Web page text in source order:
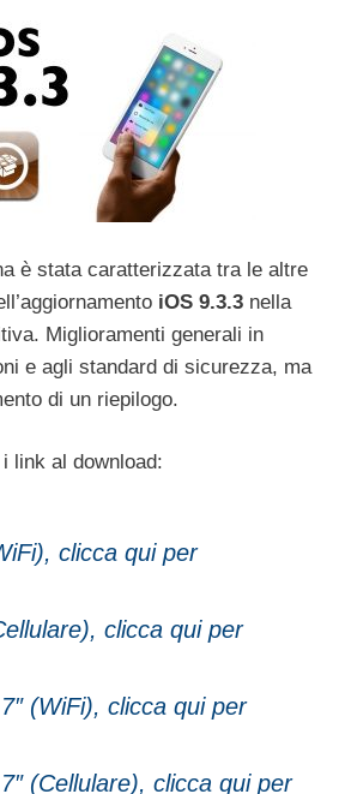
è stata caratterizzata tra le altre
iOS 9.3.3 nella
Miglioramenti generali in
e agli standard di sicurezza, ma
di un riepilogo.
link al download:
clicca qui per
clicca qui per
(WiFi), clicca qui per
(Cellulare), clicca qui per